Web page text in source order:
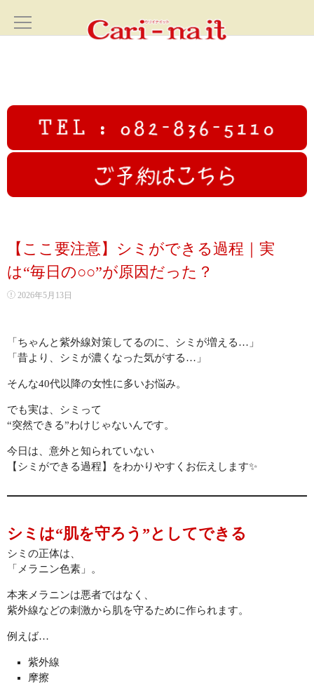
サロン案内
SALON
高圧ジェットフェイシャル
初回限定 ヒト幹細胞導入若返りジェットコース70分✨広島若返
り美人
腸活
BODY
初回限定 メイクレッスン30分✨広島メイク教室
LINEでご予約
CONTACT
【ここ要注意】シミができる過程｜実
は“毎日の○○”が原因だった？
2026年5月13日
「ちゃんと紫外線対策してるのに、シミが増える…」
「昔より、シミが濃くなった気がする…」
そんな40代以降の女性に多いお悩み。
でも実は、シミって
“突然できる”わけじゃないんです。
今日は、意外と知られていない
【シミができる過程】をわかりやすくお伝えします✨
シミは“肌を守ろう”としてできる
シミの正体は、
「メラニン色素」。
本来メラニンは悪者ではなく、
紫外線などの刺激から肌を守るために作られます。
例えば…
紫外線
摩擦